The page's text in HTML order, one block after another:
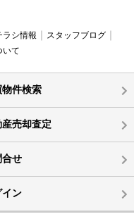
ラシ情報
スタッフブログ
いて
物件検索
売却査定
合せ
イン